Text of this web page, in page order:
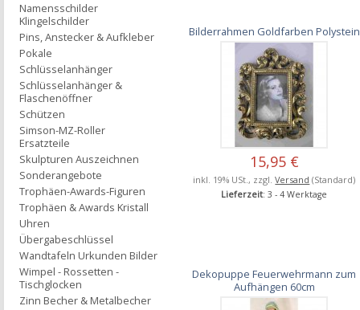
Bilderrahmen Goldfarben Polystein
15,95 €
inkl. 19% USt., zzgl.Versand (Standard)
Lieferzeit: 3 - 4 Werktage
Dekopuppe Feuerwehrmann zum
Aufhängen 60cm
Namensschilder
Klingelschilder
Pins, Anstecker & Aufkleber
Pokale
Schlüsselanhänger
Schlüsselanhänger &
Flaschenöffner
Schützen
Simson-MZ-Roller
Ersatzteile
Skulpturen Auszeichnen
Sonderangebote
Trophäen-Awards-Figuren
Trophäen & Awards Kristall
Uhren
Übergabeschlüssel
Wandtafeln Urkunden Bilder
Wimpel - Rossetten -
Tischglocken
Zinn Becher & Metalbecher